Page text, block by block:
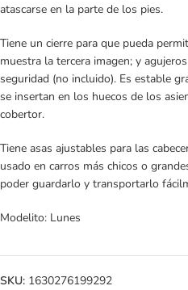
atascarse en la parte de los pies.
Tiene un cierre para que pueda
muestra la tercera imagen; y
seguridad (no incluido). Es estable
se insertan en los huecos de los
cobertor.
Tiene asas ajustables para las
usado en carros más chicos o
poder guardarlo y transportarlo
Modelito: Lunes
SKU: 1630276199292